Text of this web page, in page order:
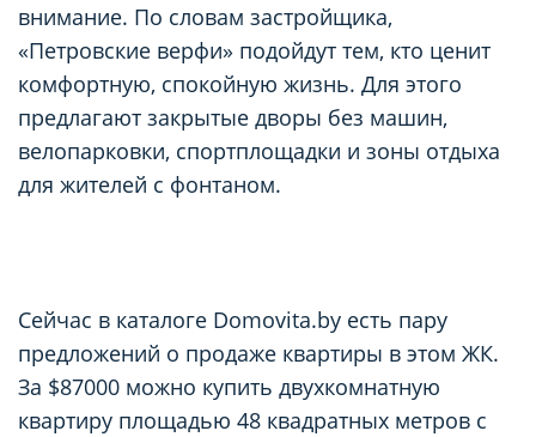
внимание. По словам застройщика,
«Петровские верфи» подойдут тем, кто ценит
комфортную, спокойную жизнь. Для этого
предлагают закрытые дворы без машин,
велопарковки, спортплощадки и зоны отдыха
для жителей с фонтаном.
Сейчас в каталоге Domovita.by есть пару
предложений о продаже квартиры в этом ЖК.
За $87000 можно купить двухкомнатную
квартиру площадью 48 квадратных метров с